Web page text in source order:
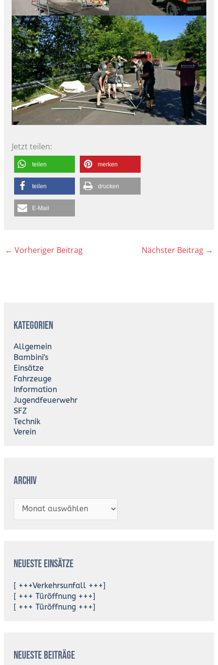
Jetzt teilen:
teilen merken
teilen drucken
E-Mail
← Vorheriger Beitrag Nächster Beitrag →
Kategorien
Allgemein
Bambini's
Einsätze
Fahrzeuge
Information
Jugendfeuerwehr
SFZ
Technik
Verein
Archiv
c
v
Neueste Einsätze
[ +++Verkehrsunfall +++]
[ +++ Türöffnung +++]
[ +++ Türöffnung +++]
Neueste Beiträge